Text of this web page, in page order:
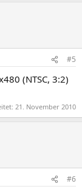
#5
(NTSC, 3:2)
21. November 2010
#6